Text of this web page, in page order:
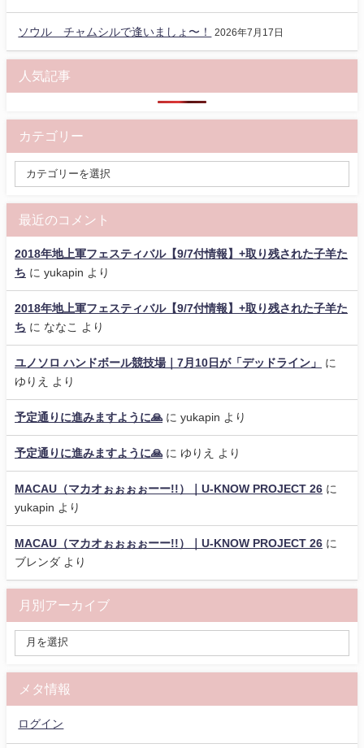
ソウル チャムシルで逢いましょ〜！ 2026年7月17日
人気記事
カテゴリー
最近のコメント
2018年地上軍フェスティバル【9/7付情報】+取り残された子羊た
ち に yukapin より
2018年地上軍フェスティバル【9/7付情報】+取り残された子羊た
ち に ななこ より
ユノソロ ハンドボール競技場｜7月10日が「デッドライン」
に
ゆりえ
より
予定通りに進みますように🙏 に yukapin より
予定通りに進みますように🙏 に ゆりえ より
MACAU（マカオぉぉぉぉーー!!）｜U-KNOW PROJECT 26 に
yukapin より
MACAU（マカオぉぉぉぉーー!!）｜U-KNOW PROJECT 26 に
ブレンダ より
月別アーカイブ
メタ情報
ログイン